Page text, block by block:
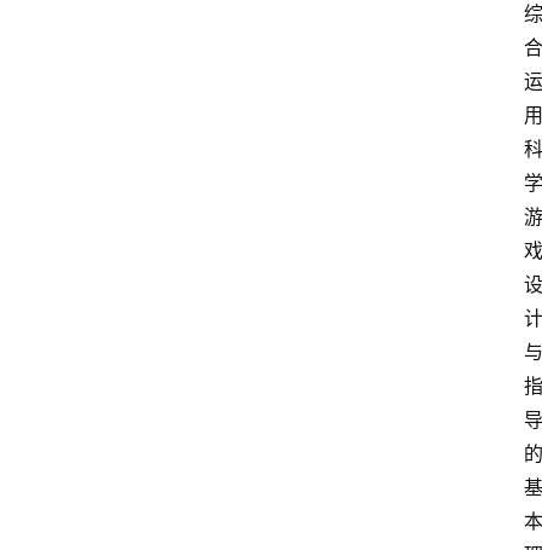
综
合
运
用
科
学
游
戏
设
计
与
指
导
的
基
本